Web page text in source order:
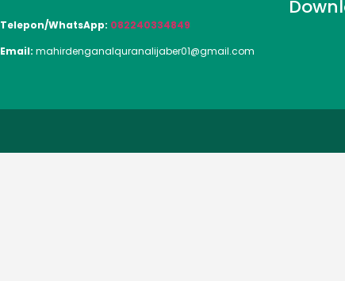
Telepon/WhatsApp: 082240334849
Email:mahirdenganalquranalijaber01@gmail.com